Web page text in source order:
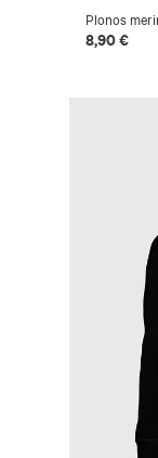
Plonos
8,90 €